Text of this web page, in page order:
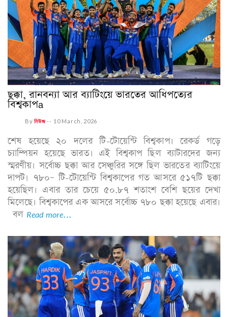
ছক্কা, রানবন্যা আর ব্যাটিংয়ে ভারতের আধিপত্যের
বিশ্বকাপa
Byনিউজ -- 10 March, 2026
শেষ হয়েছে ২০ দলের টি-টোয়েন্টি বিশ্বকাপ। রেকর্ড গড়ে
চ্যাম্পিয়ন হয়েছে ভারত। এই বিশ্বকাপ ছিল ব্যাটারদের জন্য
স্মরণীয়। সর্বোচ্চ ছক্কা আর সেঞ্চুরির সঙ্গে ছিল ভারতের ব্যাটিংয়ে
দাপট। ৭৮০– টি-টোয়েন্টি বিশ্বকাপের গত আসরে ৫১৭টি ছক্কা
হয়েছিল। এবার তার চেয়ে ৫০.৮৭ শতাংশ বেশি ছয়ের দেখা
মিলেছে। বিশ্বকাপের এক আসরে সর্বোচ্চ ৭৮০ ছক্কা হয়েছে এবার।
বল Read more...